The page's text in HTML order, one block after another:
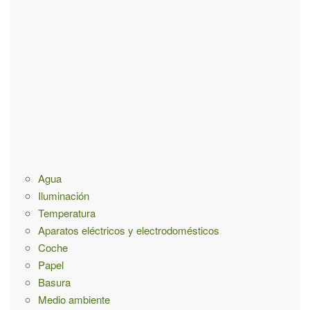
Agua
Iluminación
Temperatura
Aparatos eléctricos y electrodomésticos
Coche
Papel
Basura
Medio ambiente